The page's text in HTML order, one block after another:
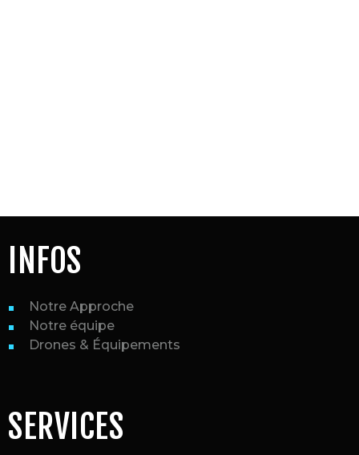
INFOS
Notre Approche
Notre équipe
Drones & Équipements
SERVICES